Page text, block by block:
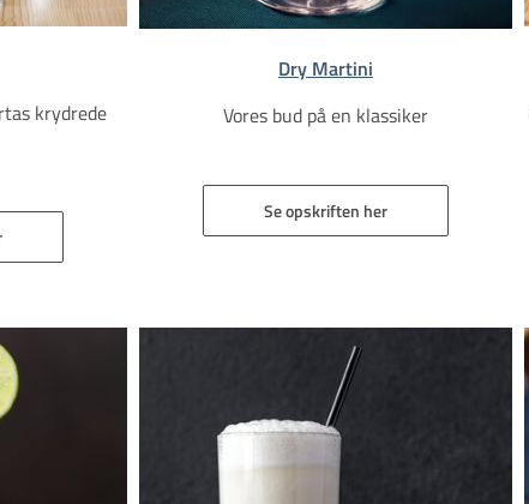
krydrede
Dry Martini
Vores bud på en klassiker
Se opskriften her